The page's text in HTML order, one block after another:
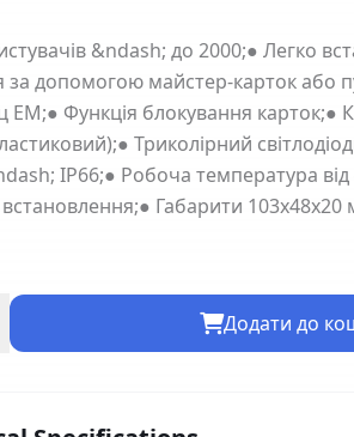
&ndash; до 2000;● Легко
допомогою майстер-карток або
EM;● Функція блокування карток;●
Триколірний
IP66;● Робоча температура
Габарити 103х48х20
Додати до